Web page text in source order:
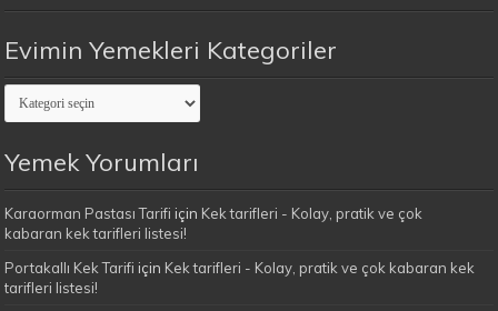
Evimin Yemekleri Kategoriler
Evimin
Yemekleri
Kategoriler
Yemek Yorumları
Karaorman Pastası Tarifi için Kek tarifleri - Kolay, pratik ve çok
kabaran kek tarifleri listesi!
Portakallı Kek Tarifi için Kek tarifleri - Kolay, pratik ve çok kabaran kek
tarifleri listesi!